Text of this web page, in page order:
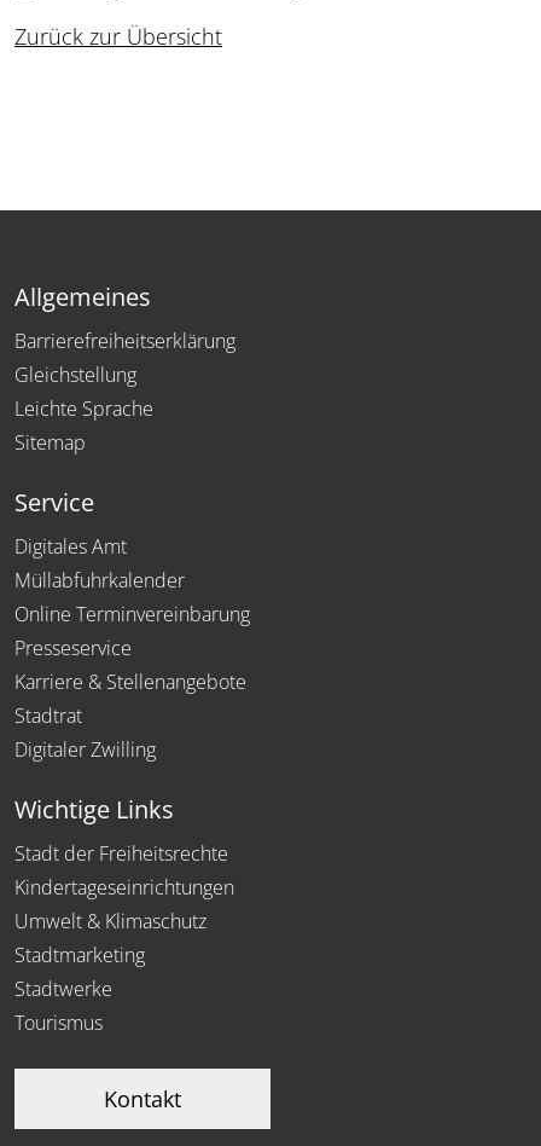
Zurück zur Übersicht
Allgemeines
Barrierefreiheitserklärung
Gleichstellung
Leichte Sprache
Sitemap
Service
Digitales Amt
Müllabfuhrkalender
Online Terminvereinbarung
Presseservice
Karriere & Stellenangebote
Stadtrat
Digitaler Zwilling
Wichtige Links
Stadt der Freiheitsrechte
Kindertageseinrichtungen
Umwelt & Klimaschutz
Stadtmarketing
Stadtwerke
Tourismus
Kontakt